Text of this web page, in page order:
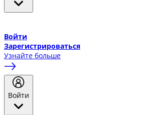
Войти
Зарегистрироваться
Узнайте больше
Войти